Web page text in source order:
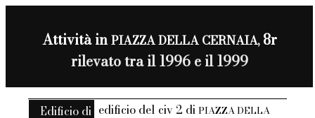
Attività inPIAZZA DELLA CERNAIA,8r
rilevato tra il 1996 e il 1999
Edificio di edificio del civ 2 diPIAZZA DELLA